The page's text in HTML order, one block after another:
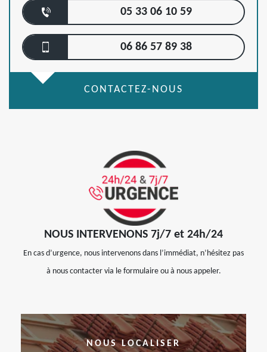
05 33 06 10 59
06 86 57 89 38
CONTACTEZ-NOUS
NOUS INTERVENONS 7j/7 et 24h/24
En cas d’urgence, nous intervenons dans l’immédiat, n’hésitez pas
à nous contacter via le formulaire ou à nous appeler.
NOUS LOCALISER